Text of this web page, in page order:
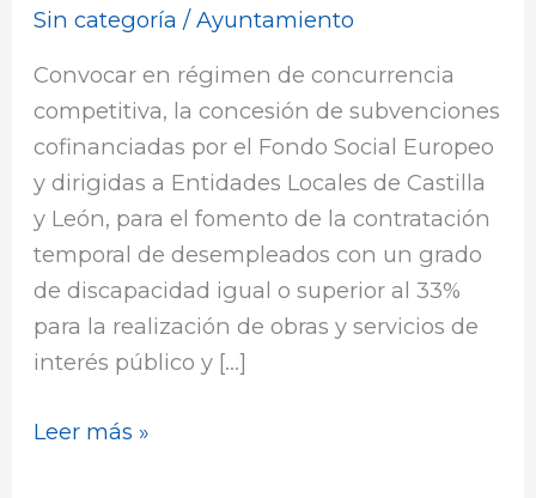
Sin categoría /Ayuntamiento
Convocar en régimen de concurrencia
competitiva, la concesión de subvenciones
cofinanciadas por el Fondo Social Europeo
y dirigidas a Entidades Locales de Castilla
y León, para el fomento de la contratación
temporal de desempleados con un grado
de discapacidad igual o superior al 33%
para la realización de obras y servicios de
interés público y […]
CON
DE
OBRAS
SERVICIOS
DE
INTERÉS
PÚBLICO
Leer más »